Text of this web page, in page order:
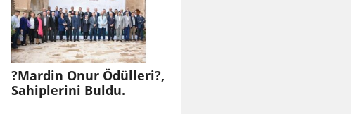
?Mardin Onur Ödülleri?,
Sahiplerini Buldu.